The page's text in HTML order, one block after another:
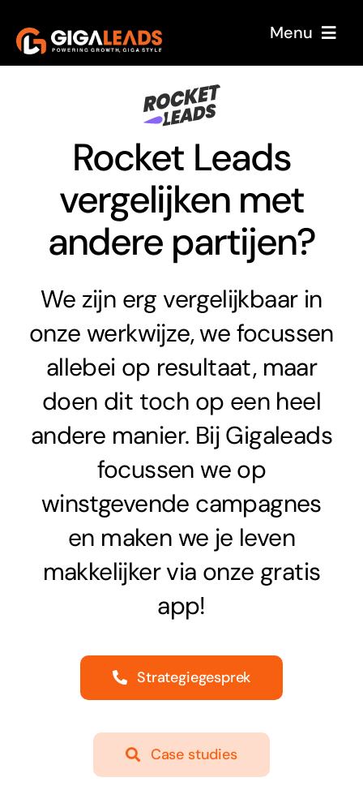
Menu
Home
Over ons
Onze service
Case Studies
Sectoren
Reviews
Blog
Rocket Leads
vergelijken met
andere partijen?
We zijn erg vergelijkbaar in
onze werkwijze, we focussen
allebei op resultaat, maar
doen dit toch op een heel
andere manier. Bij Gigaleads
focussen we op
winstgevende campagnes
en maken we je leven
makkelijker via onze gratis
app!
Strategiegesprek
Case studies